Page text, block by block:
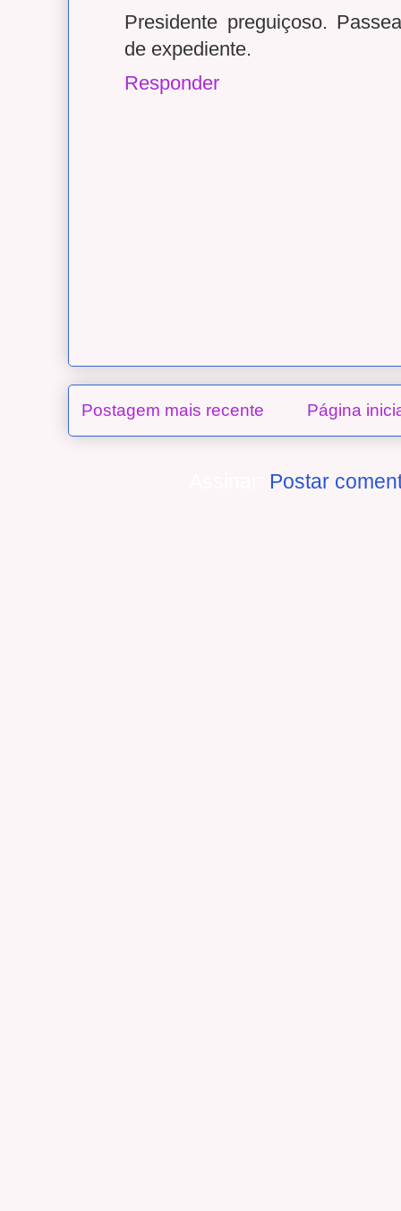
Presidente preguiçoso.
de expediente.
Responder
Postagem mais recente Página
Postar